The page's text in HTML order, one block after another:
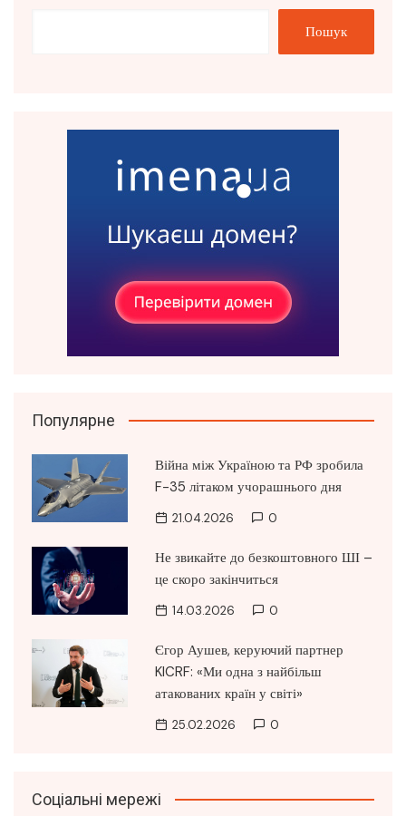
Пошук
Популярне
Війна між Україною та РФ зробила
F-35 літаком учорашнього дня
21.04.2026 0
Не звикайте до безкоштовного ШІ –
це скоро закінчиться
14.03.2026 0
Єгор Аушев, керуючий партнер
KICRF: «Ми одна з найбільш
атакованих країн у світі»
25.02.2026 0
Соціальні мережі